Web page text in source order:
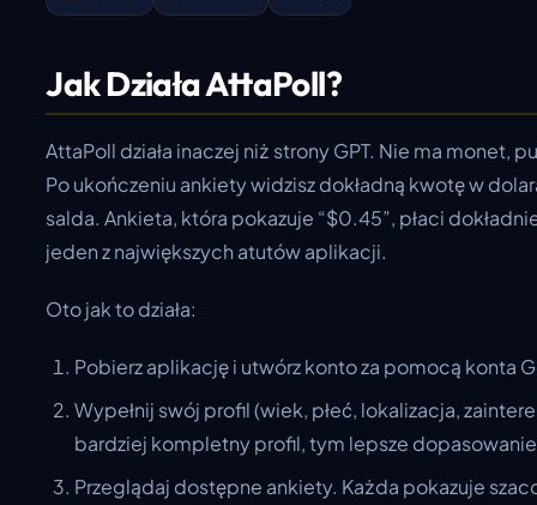
Jak Działa AttaPoll?
AttaPoll działa inaczej niż strony GPT. Nie ma monet,
Po ukończeniu ankiety widzisz dokładną kwotę w
salda. Ankieta, która pokazuje “$0.45”, płaci
jeden z największych atutów aplikacji.
Oto jak to działa:
Pobierz aplikację i utwórz konto za pomocą konta
Wypełnij swój profil (wiek, płeć, lokalizacja,
bardziej kompletny profil, tym lepsze
Przeglądaj dostępne ankiety. Każda pokazuje